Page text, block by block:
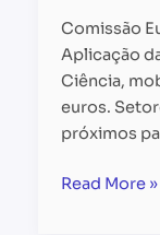
Comissão
Aplicação
Ciência,
euros.
próximos
Read More »